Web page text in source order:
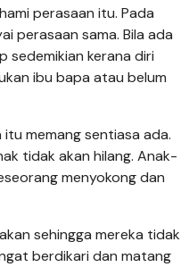
perasaan itu. Pada
perasaan sama. Bila ada
sedemikian kerana diri
ibu bapa atau belum
memang sentiasa ada.
tidak akan hilang. Anak-
menyokong dan
sehingga mereka tidak
berdikari dan matang